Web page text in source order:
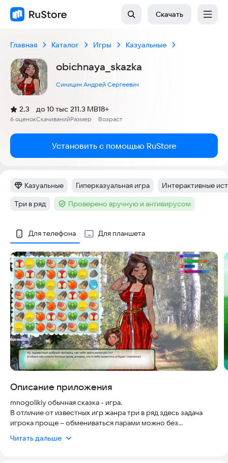
Скачать
Главная Каталог Игры Казуальные
obichnaya_skazka
Синицин Андрей Сергеевич
Рейтинг:
2,3
(
6 оценок
)
Скачиваний
до 10 тыс
Размер
211.3 MB
Возраст
18+
Установить с помощью RuStore
Категория:
Казуальные Тег:
Гиперказуальная игра Тег:
Интерактивные
Тег:
Три в ряд Тег :Проверено вручную и антивирусом
Скриншоты
Для телефона Для планшета
Описание приложения
mnogolikiy обычная сказка - игра.
В отличие от известных игр жанра три в ряд здесь задача
игрока проще – обмениваться парами можно без
персонажа или меняет другие характеристики.
Читать дальше